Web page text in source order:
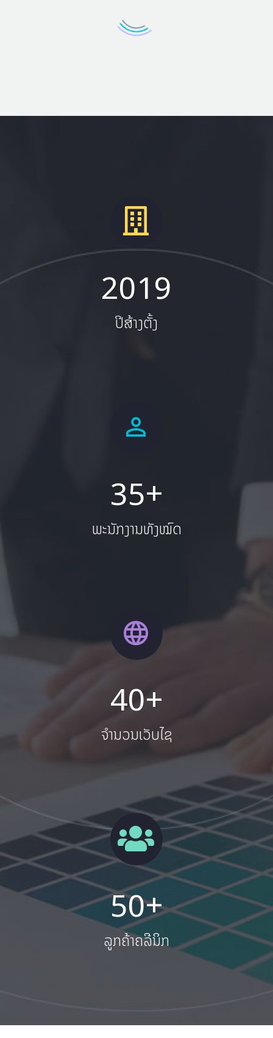
2019
ປີສ້າງຕັ້ງ
35+
ພະນັກງານທັງໝົດ
40+
ຈໍານວນເວັບໄຊ
50+
ລູກຄ້າຄລີນິກ